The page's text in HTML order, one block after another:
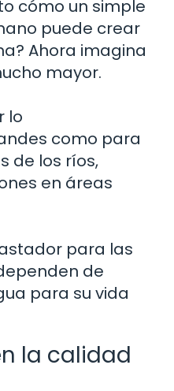
cómo un simple
puede crear
Ahora imagina
mayor.
lo
como para
de los ríos,
en áreas
para las
de
para su vida
la calidad